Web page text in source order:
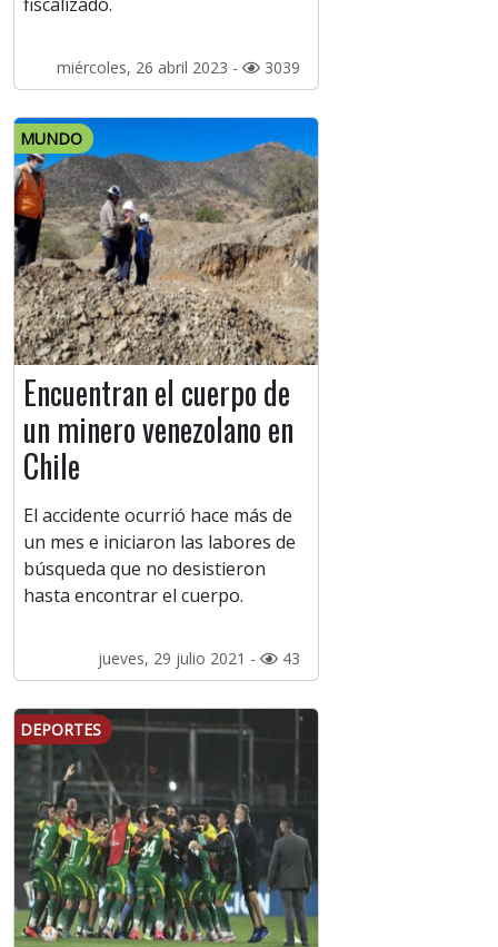
miércoles, 26 abril 2023 - 3039
MUNDO
Encuentran el cuerpo de
un minero venezolano en
Chile
El accidente ocurrió hace más de
un mes e iniciaron las labores de
búsqueda que no desistieron
hasta encontrar el cuerpo.
jueves, 29 julio 2021 - 43
DEPORTES